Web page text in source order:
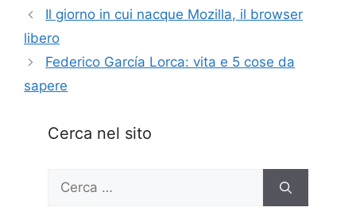
Il giorno in cui nacque Mozilla, il browser
libero
Federico García Lorca: vita e 5 cose da
sapere
Cerca nel sito
Ricerca